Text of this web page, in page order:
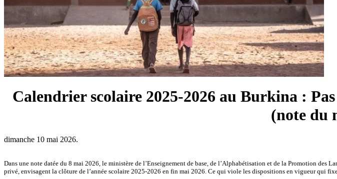
Calendrier scolaire 2025-2026 au Burkina :
(note du
dimanche 10 mai 2026.
Dans une note datée du 8 mai 2026, le ministère de l’Enseignement de base, de l’Alphabétisation et de la Promotion
privé, envisagent la clôture de l’année scolaire 2025-2026 en fin mai 2026. Ce qui viole les dispositions en vigueur qui